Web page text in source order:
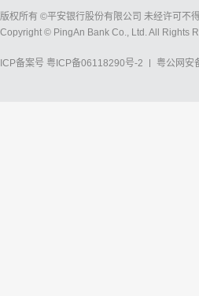
版权所有 ©平安银行股份有限公司 未经许可不
Copyright © PingAn Bank Co., Ltd. All Rights
ICP备案号 粤ICP备06118290号-2 粤公网安